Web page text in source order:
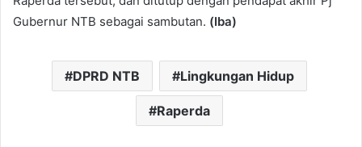
Gubernur NTB sebagai sambutan. (Iba)
DPRD NTB Lingkungan Hidup
Raperda